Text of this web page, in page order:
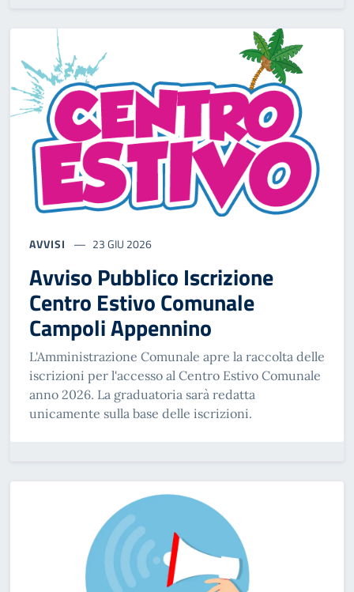
AVVISI 23 GIU 2026
Avviso Pubblico Iscrizione
Centro Estivo Comunale
Campoli Appennino
L'Amministrazione Comunale apre la raccolta delle
iscrizioni per l'accesso al Centro Estivo Comunale
anno 2026. La graduatoria sarà redatta
unicamente sulla base delle iscrizioni.